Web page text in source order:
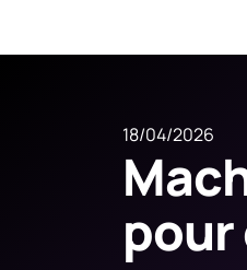
18/04/2026
pour